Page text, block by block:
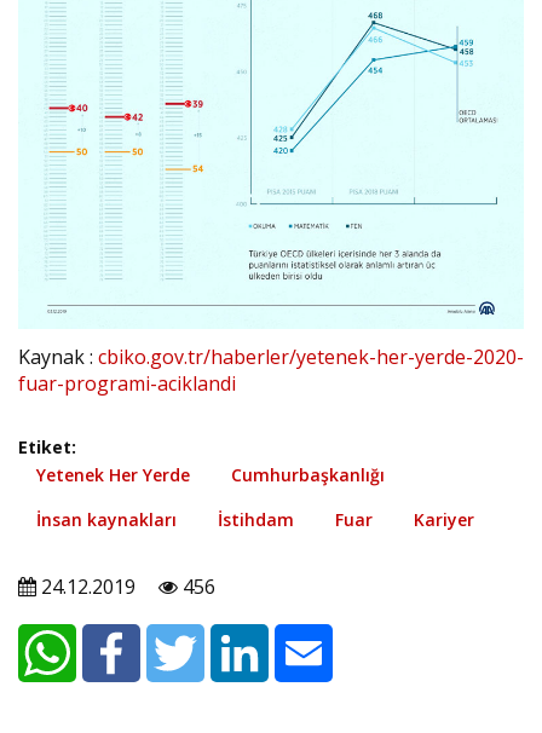
Kaynak : cbiko.gov.tr/haberler/yetenek-her-yerde-2020-
fuar-programi-aciklandi
Etiket:
Yetenek Her Yerde
Cumhurbaşkanlığı
İnsan kaynakları
İstihdam Fuar Kariyer
24.12.2019 456